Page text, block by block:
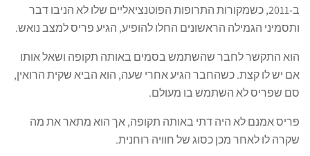
ב-2011, כשמקורות התרופות הפוטנציאליים שלו לא הניבו דבר
ותסמיני הגמילה הראשונים החלו להופיע, הגיע פריס למצב נואש.
הוא התקשר לחבר שהשתמש בסמים באותה תקופה ושאל אותו
אם יש לו קצת. כשהחבר הגיע אחרי שעה, הוא הביא שקית הרואין,
סם שפריס לא השתמש בו מעולם.
פריס אמנם לא היה דתי באותה תקופה, אך הוא מתאר את מה
שקרה לו לאחר מכן כסוג של חוויה רוחנית.